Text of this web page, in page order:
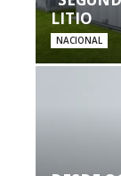
LITIO
NACIONAL